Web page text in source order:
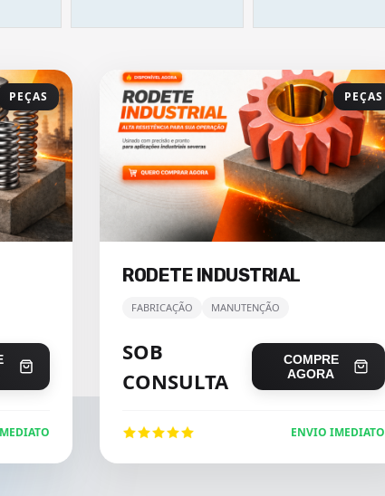
PEÇAS PEÇAS
RODETE INDUSTRIAL
FABRICAÇÃO MANUTENÇÃO
SOB
CONSULTA
COMPRE
AGORA
ENVIO IMEDIATO